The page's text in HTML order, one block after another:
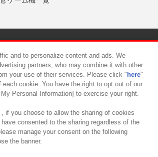
について カスタマーハラスメント対応方針
and to personalize content and ads. We
partners, who may combine it with other
your use of their services. Please click " here"
cookie. You have the right to opt out of our
Personal Information] to exercise your right.
if you choose to allow the sharing of cookies
consented to the sharing regardless of the
manage your consent on the following
the banner.